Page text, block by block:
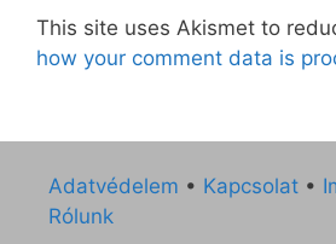
This site uses Akismet to
how your comment data is
Adatvédelem • Kapcsolat •
Rólunk